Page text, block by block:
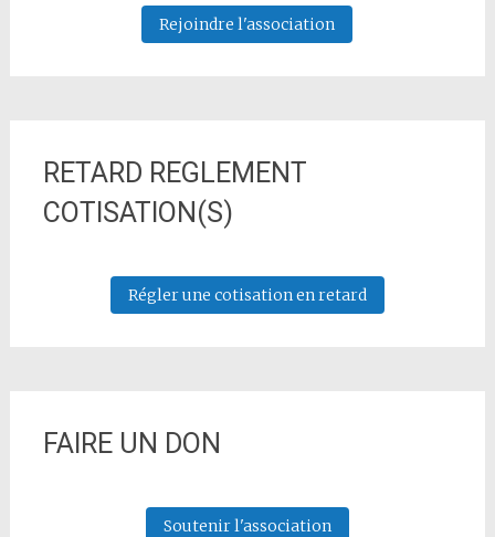
Rejoindre l'association
RETARD REGLEMENT
COTISATION(S)
Régler une cotisation en retard
FAIRE UN DON
Soutenir l'association